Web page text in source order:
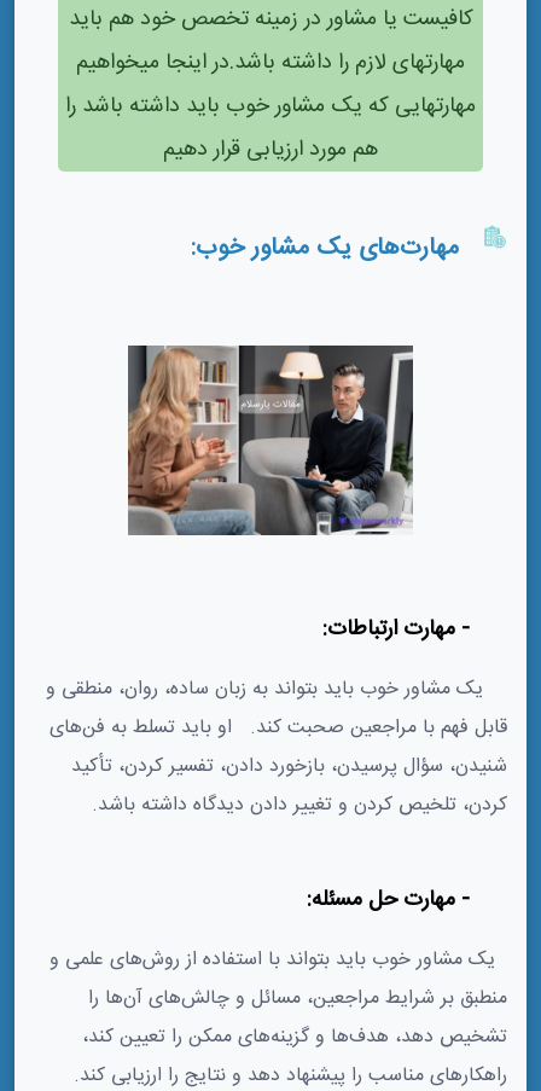
کافیست یا مشاور در زمینه تخصص خود هم باید
مهارتهای لازم را داشته باشد.در اینجا میخواهیم
مهارتهایی که یک مشاور خوب باید داشته باشد را
هم مورد ارزیابی قرار دهیم
مهارت‌های یک مشاور خوب:
یک مشاور خوب باید بتواند به زبان ساده، روان، منطقی و
قابل فهم با مراجعین صحبت کند.
او باید تسلط به فن‌های
شنیدن، سؤال پرسیدن، بازخورد دادن، تفسیر کردن، تأکید
کردن، تلخیص کردن و تغییر دادن دیدگاه داشته باشد.
یک مشاور خوب باید بتواند با استفاده از روش‌های علمی و
منطبق بر شرایط مراجعین، مسائل و چالش‌های آن‌ها را
تشخیص دهد، هدف‌ها و گزینه‌های ممکن را تعیین کند،
راهکارهای مناسب را پیشنهاد دهد و نتایج را ارزیابی کند.